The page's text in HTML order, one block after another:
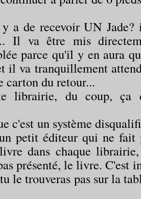
a de recevoir UN Jade?
Il va être mis
parce qu'il y en aura
il va tranquillement
carton du retour...
librairie, du coup, ça
c'est un système
petit éditeur qui ne fait
dans chaque
présenté, le livre. C'est
le trouveras pas sur la